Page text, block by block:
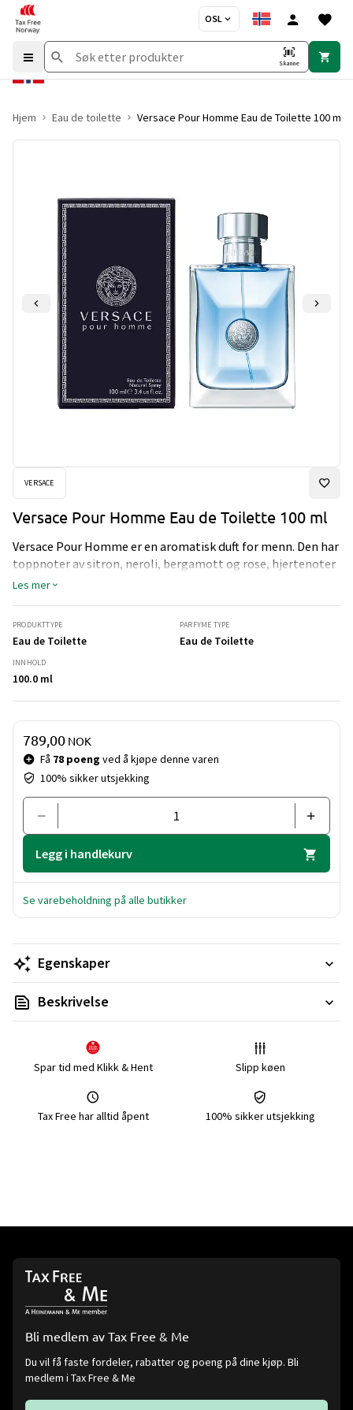
OSL
Skanne
Hjem Eau de toilette Versace Pour Homme Eau de Toilette 100 ml
VERSACE
Versace Pour Homme Eau de Toilette 100 ml
Versace Pour Homme er en aromatisk duft for menn. Den har
toppnoter av sitron, neroli, bergamott og rose, hjertenoter
av salvie og tre, mens bunnen er av tonkabønner, musk og
Les mer
PRODUKTTYPE
Eau de Toilette
PARFYME TYPE
Eau de Toilette
INNHOLD
100.0 ml
Pris og mengde
Få 78 poeng ved å kjøpe denne varen
100% sikker utsjekking
789,00 NOK
Legg i handlekurv
Se varebeholdning på alle butikker
Egenskaper
Beskrivelse
Spar tid med Klikk & Hent Slipp køen
Tax Free har alltid åpent 100% sikker utsjekking
Bli medlem av Tax Free & Me
Du vil få faste fordeler, rabatter og poeng på dine kjøp. Bli
medlem i Tax Free & Me